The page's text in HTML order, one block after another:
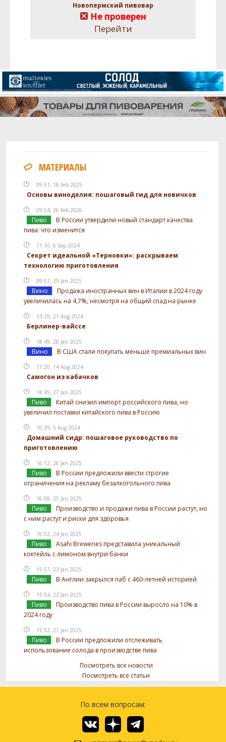
Новопермский пивовар
Не проверен
Перейти
МАТЕРИАЛЫ
09:51, 18 Feb 2025
Основы виноделия: пошаговый гид для новичков
09:54, 26 Feb 2026
Пиво
В России утвердили новый стандарт качества
пива: что изменится
11:10, 6 Sep 2024
Секрет идеальной «Терновки»: раскрываем
технологию приготовления
09:51, 29 Jan 2025
Вино
Продажа иностранных вин в Италии в 2024 году
увеличилась на 4,7%, несмотря на общий спад на рынке
13:29, 21 Aug 2024
Берлинер-вайссе
18:49, 28 Jan 2025
Вино В США стали покупать меньше премиальных вин
17:20, 14 Aug 2024
Самогон из кабачков
18:45, 27 Jan 2025
Пиво
Китай снизил импорт российского пива, но
увеличил поставки китайского пива в Россию
10:39, 5 Aug 2024
Домашний сидр: пошаговое руководство по
приготовлению
16:12, 26 Jan 2025
Пиво
В России предложили ввести строгие
ограничения на рекламу безалкогольного пива
16:08, 25 Jan 2025
Пиво
Производство и продажи пива в России растут, но
с ним растут и риски для здоровья
16:02, 24 Jan 2025
Пиво
Asahi Breweries представила уникальный
коктейль с лимоном внутри банки
15:57, 23 Jan 2025
Пиво В Англии закрылся паб с 460-летней историей
15:54, 22 Jan 2025
Пиво
Производство пива в России выросло на 10% в
2024 году
15:52, 21 Jan 2025
Пиво
В России предложили отслеживать
использование солода в производстве пива
Посмотреть все новости
Посмотреть все статьи
По всем вопросам: